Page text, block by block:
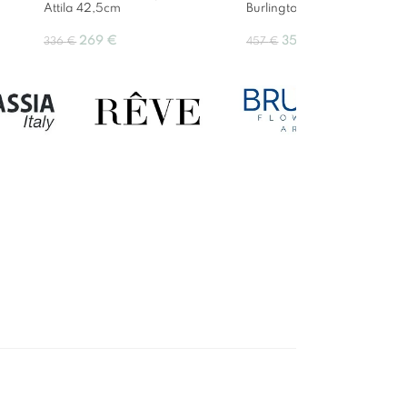
Attila 42,5cm
336€ 269 €
Burlington
457€ 352